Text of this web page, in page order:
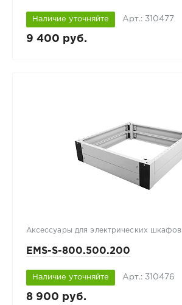
Наличие уточняйте Арт.: 310477
9 400 руб.
Аксессуары для электрических шкафов
EMS-S-800.500.200
Наличие уточняйте Арт.: 310476
8 900 руб.